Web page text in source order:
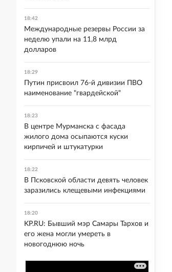
18:42
Международные резервы России за
неделю упали на 11,8 млрд
долларов
18:29
Путин присвоил 76-й дивизии ПВО
наименование "гвардейской"
18:23
В центре Мурманска с фасада
жилого дома осыпаются куски
кирпичей и штукатурки
18:22
В Псковской области девять человек
заразились клещевыми инфекциями
18:20
KP.RU: Бывший мэр Самары Тархов и
его жена могли умереть в
новогоднюю ночь